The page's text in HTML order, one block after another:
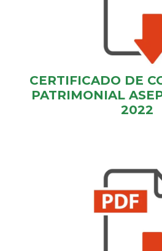
CERTIFICADO DE
PATRIMONIAL
2022